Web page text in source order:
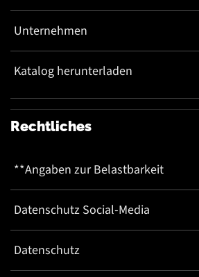
Unternehmen
Katalog herunterladen
Rechtliches
**Angaben zur Belastbarkeit
Datenschutz Social-Media
Datenschutz